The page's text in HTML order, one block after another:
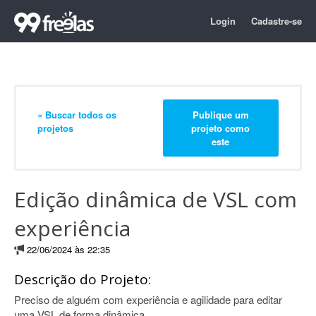
Login Cadastre-se
« Buscar todos os
projetos
Publique um
projeto como
este
Edição dinâmica de VSL com
experiência
22/06/2024 às 22:35
Descrição do Projeto:
Preciso de alguém com experiência e agilidade para editar